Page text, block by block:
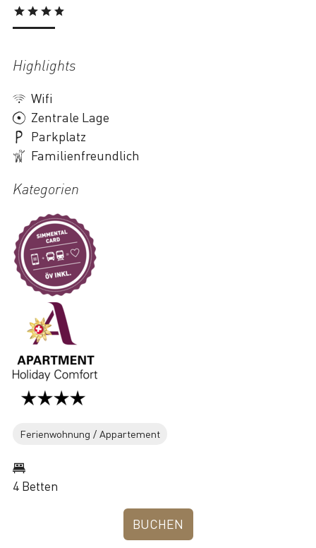
Highlights
Wifi
Zentrale Lage
Parkplatz
Familienfreundlich
Kategorien
Ferienwohnung / Appartement
4 Betten
BUCHEN